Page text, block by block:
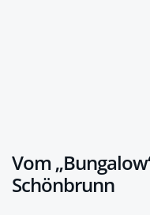
Vom
Schönbrunn